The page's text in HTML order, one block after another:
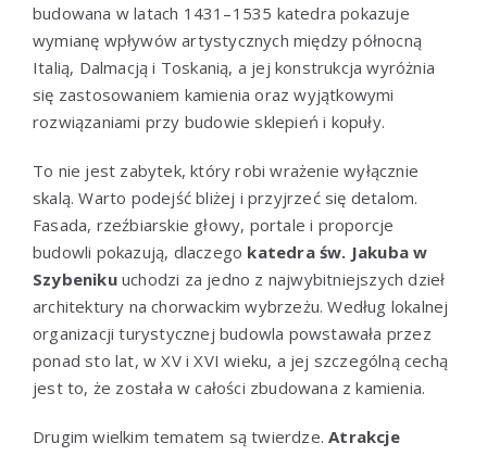
budowana w latach 1431–1535 katedra pokazuje
wymianę wpływów artystycznych między północną
Italią, Dalmacją i Toskanią, a jej konstrukcja wyróżnia
się zastosowaniem kamienia oraz wyjątkowymi
rozwiązaniami przy budowie sklepień i kopuły.
To nie jest zabytek, który robi wrażenie wyłącznie
skalą. Warto podejść bliżej i przyjrzeć się detalom.
Fasada, rzeźbiarskie głowy, portale i proporcje
budowli pokazują, dlaczego katedra św. Jakuba w
Szybenikuuchodzi za jedno z najwybitniejszych dzieł
architektury na chorwackim wybrzeżu. Według lokalnej
organizacji turystycznej budowla powstawała przez
ponad sto lat, w XV i XVI wieku, a jej szczególną cechą
jest to, że została w całości zbudowana z kamienia.
Drugim wielkim tematem są twierdze.Atrakcje